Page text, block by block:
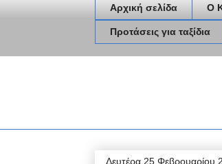
Αρχική σελίδα Ο
Προτάσεις για ταξίδια
Δευτέρα 25 Φεβρουαρίου